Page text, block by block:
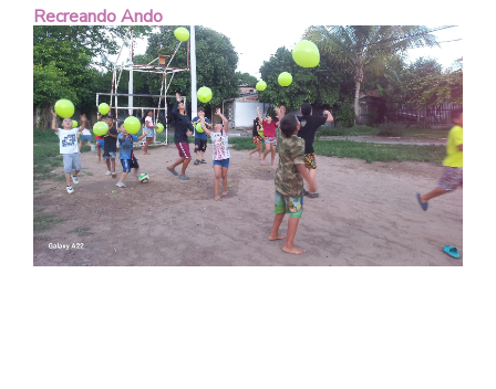
Recreando Ando